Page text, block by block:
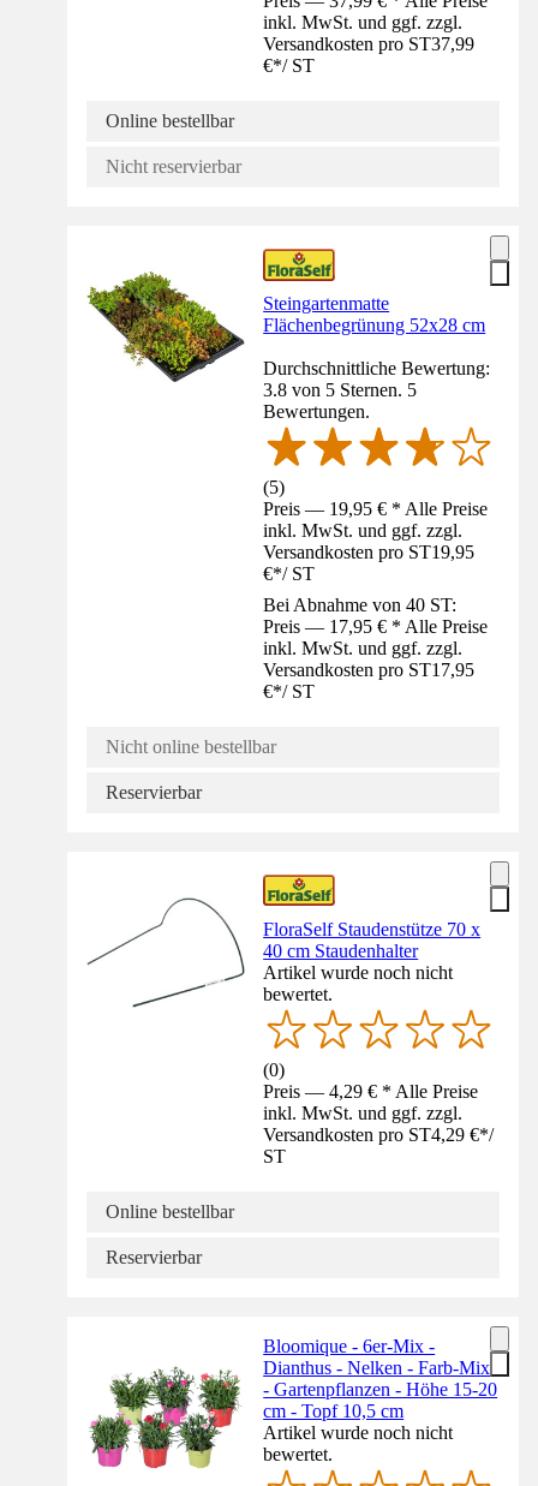
inkl. MwSt. und ggf. zzgl.
Versandkosten pro ST37,99
€*/ ST
Online bestellbar
Nicht reservierbar
Steingartenmatte
Flächenbegrünung 52x28 cm
Durchschnittliche Bewertung:
3.8 von 5 Sternen. 5
Bewertungen.
(5)
Preis — 19,95 € * Alle Preise
inkl. MwSt. und ggf. zzgl.
Versandkosten pro ST19,95
€*/ ST
Bei Abnahme von 40 ST:
Preis — 17,95 € * Alle Preise
inkl. MwSt. und ggf. zzgl.
Versandkosten pro ST17,95
€*/ ST
Nicht online bestellbar
Reservierbar
FloraSelf Staudenstütze 70 x
40 cm Staudenhalter
Artikel wurde noch nicht
bewertet.
(0)
Preis — 4,29 € * Alle Preise
inkl. MwSt. und ggf. zzgl.
Versandkosten pro ST4,29 €*/
ST
Online bestellbar
Reservierbar
Bloomique - 6er-Mix -
Dianthus - Nelken - Farb-Mix
- Gartenpflanzen - Höhe 15-20
cm - Topf 10,5 cm
Artikel wurde noch nicht
bewertet.